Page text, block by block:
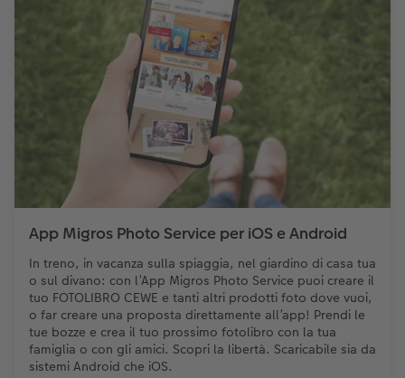
App Migros Photo Service per iOS e Android
In treno, in vacanza sulla spiaggia, nel giardino di casa tua
o sul divano: con l’App Migros Photo Service puoi creare il
tuo FOTOLIBRO CEWE e tanti altri prodotti foto dove vuoi,
o far creare una proposta direttamente all’app! Prendi le
tue bozze e crea il tuo prossimo fotolibro con la tua
famiglia o con gli amici. Scopri la libertà. Scaricabile sia da
sistemi Android che iOS.